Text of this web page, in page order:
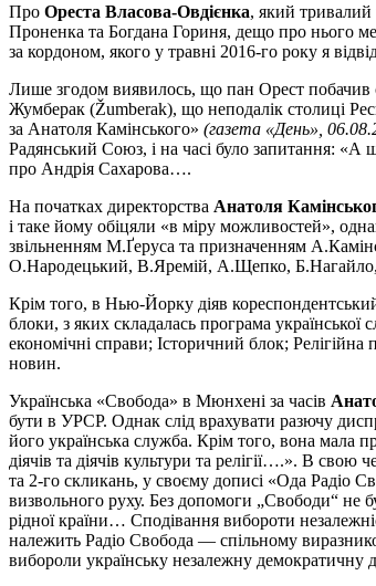
Про Ореста Власова-Овдієнка, який тривалий
Проненка та Богдана Гориня, дещо про нього
за кордоном, якого у травні 2016-го року я
Лише згодом виявилось, що пан Орест побачив
Жумберак (Žumberak), що неподалік столиці
за Анатоля Камінського» (газета «День»,
Радянський Союз, і на часі було запитання:
про Андрія Сахарова….
На початках директорства Анатоля
і таке йому обіцяли «в міру можливостей»,
звільненням М.Ґеруса та призначенням
О.Народецький, В.Яремій, А.Щепко,
Крім того, в Нью-Йорку діяв
блоки, з яких складалась програма
економічні справи; Історичний блок;
новин.
Українська «Свобода» в Мюнхені за часів
бути в УРСР. Однак слід врахувати разючу
його українська служба. Крім того, вона мала
діячів та діячів культури та релігії….». В свою
та 2-го скликань, у своєму дописі «Ода Радіо
визвольного руху. Без допомоги „Свободи“ не
рідної країни… Сподівання вибороти
належить Радіо Свобода — спільному
вибороли українську незалежну